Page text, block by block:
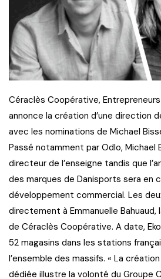
Céraclès Coopérative,
annonce la création d’une direction
avec les nominations de Michael
Passé notamment par Odlo, Michael
directeur de l’enseigne tandis que
des marques de Danisports sera en
développement commercial. Les
directement à Emmanuelle
de Céraclès Coopérative. A date,
52 magasins dans les stations
l’ensemble des massifs. « La
dédiée illustre la volonté du Groupe